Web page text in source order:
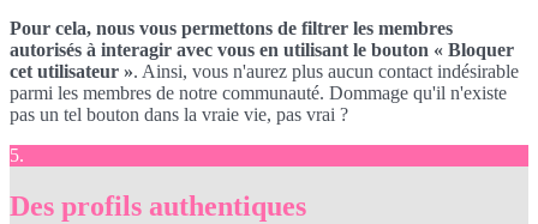
Pour cela, nous vous permettons de filtrer les membres
autorisés à interagir avec vous en utilisant le bouton « Bloquer
cet utilisateur ». Ainsi, vous n'aurez plus aucun contact indésirable
parmi les membres de notre communauté. Dommage qu'il n'existe
pas un tel bouton dans la vraie vie, pas vrai ?
5.
Des profils authentiques